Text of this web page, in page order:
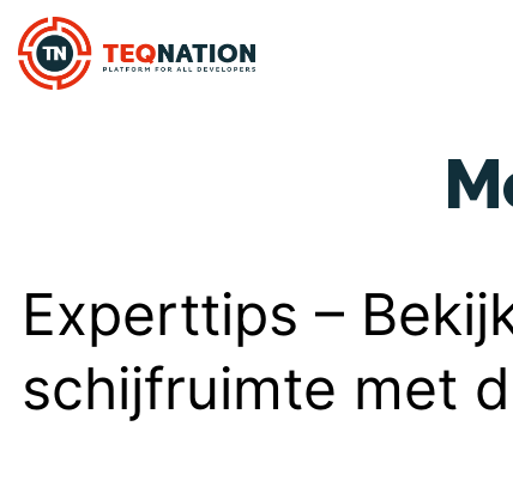
Experttips –
schijfruimte met